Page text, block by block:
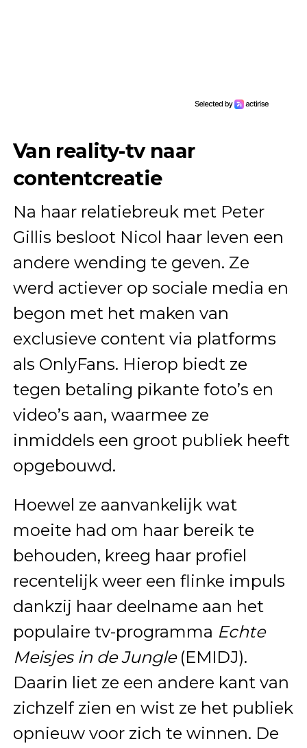
Van reality-tv naar
contentcreatie
Na haar relatiebreuk met Peter
Gillis besloot Nicol haar leven een
andere wending te geven. Ze
werd actiever op sociale media en
begon met het maken van
exclusieve content via platforms
als OnlyFans. Hierop biedt ze
tegen betaling pikante foto’s en
video’s aan, waarmee ze
inmiddels een groot publiek heeft
opgebouwd.
Hoewel ze aanvankelijk wat
moeite had om haar bereik te
behouden, kreeg haar profiel
recentelijk weer een flinke impuls
dankzij haar deelname aan het
populaire tv-programma Echte
Meisjes in de Jungle(EMIDJ).
Daarin liet ze een andere kant van
zichzelf zien en wist ze het publiek
opnieuw voor zich te winnen. De